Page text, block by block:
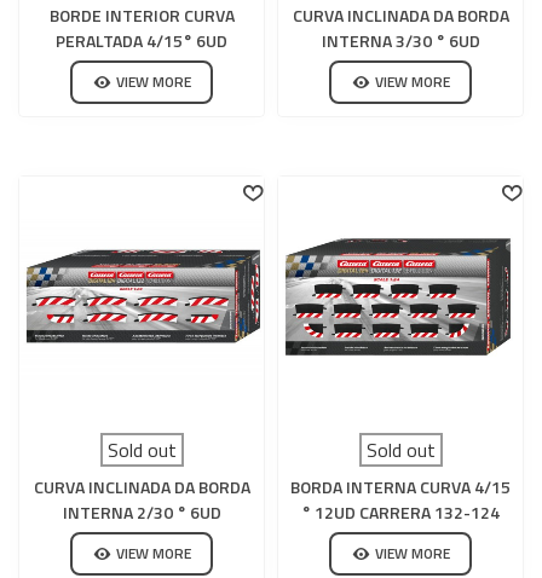
BORDE INTERIOR CURVA
PERALTADA 4/15° 6UD
CARRERA 132-124
VIEW MORE
CURVA INCLINADA DA BORDA
INTERNA 3/30 ° 6UD
CARRERA 132-124
VIEW MORE
Sold out
CURVA INCLINADA DA BORDA
INTERNA 2/30 ° 6UD
CARRERA 132-124
VIEW MORE
Sold out
BORDA INTERNA CURVA 4/15
° 12UD CARRERA 132-124
VIEW MORE